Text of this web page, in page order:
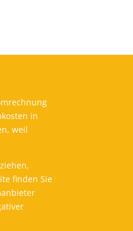
in
weil
finden Sie